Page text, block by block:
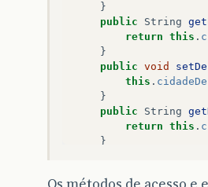
}
public
String
return this .
}
public void
this .
}
public
String
return this .
}